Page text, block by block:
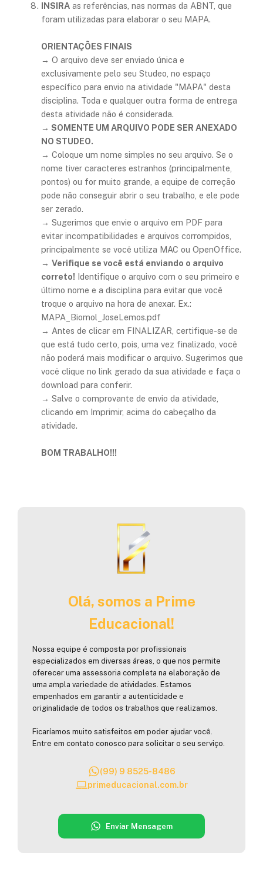
INSIRA as referências, nas normas da ABNT, que
foram utilizadas para elaborar o seu MAPA.
ORIENTAÇÕES FINAIS
→ O arquivo deve ser enviado única e
exclusivamente pelo seu Studeo, no espaço
específico para envio na atividade "MAPA" desta
disciplina. Toda e qualquer outra forma de entrega
desta atividade não é considerada.
→ SOMENTE UM ARQUIVO PODE SER ANEXADO
NO STUDEO.
→ Coloque um nome simples no seu arquivo. Se o
nome tiver caracteres estranhos (principalmente,
pontos) ou for muito grande, a equipe de correção
pode não conseguir abrir o seu trabalho, e ele pode
ser zerado.
→ Sugerimos que envie o arquivo em PDF para
evitar incompatibilidades e arquivos corrompidos,
principalmente se você utiliza MAC ou OpenOffice.
→ Verifique se você está enviando o arquivo
correto! Identifique o arquivo com o seu primeiro e
último nome e a disciplina para evitar que você
troque o arquivo na hora de anexar. Ex.:
MAPA_Biomol_JoseLemos.pdf
→ Antes de clicar em FINALIZAR, certifique-se de
que está tudo certo, pois, uma vez finalizado, você
não poderá mais modificar o arquivo. Sugerimos que
você clique no link gerado da sua atividade e faça o
download para conferir.
→ Salve o comprovante de envio da atividade,
clicando em Imprimir, acima do cabeçalho da
atividade.
BOM TRABALHO!!!
Olá, somos a Prime
Educacional!
Nossa equipe é composta por profissionais
especializados em diversas áreas, o que nos permite
oferecer uma assessoria completa na elaboração de
uma ampla variedade de atividades. Estamos
empenhados em garantir a autenticidade e
originalidade de todos os trabalhos que realizamos.
Ficaríamos muito satisfeitos em poder ajudar você.
Entre em contato conosco para solicitar o seu serviço.
(99) 9 8525-8486
primeducacional.com.br
Enviar Mensagem